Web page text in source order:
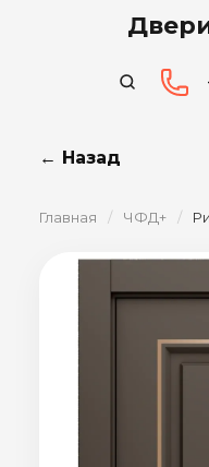
← Назад
Главная / ЧФД+ /